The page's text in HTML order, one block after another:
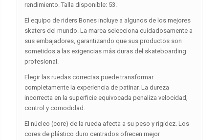
rendimiento. Talla disponible: 53.
El equipo de riders Bones incluye a algunos de los mejores
skaters del mundo. La marca selecciona cuidadosamente a
sus embajadores, garantizando que sus productos son
sometidos a las exigencias más duras del skateboarding
profesional.
Elegir las ruedas correctas puede transformar
completamente la experiencia de patinar. La dureza
incorrecta en la superficie equivocada penaliza velocidad,
control y comodidad.
El núcleo (core) de la rueda afecta a su peso y rigidez. Los
cores de plástico duro centrados ofrecen mejor